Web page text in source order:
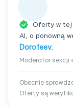
Oferty w tej
AI, a ponowną
Dorofeev.
Moderator sekcji
Obecnie
Oferty są